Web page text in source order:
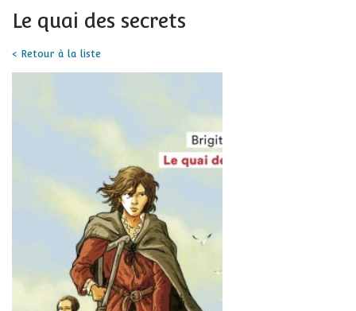
Le quai des secrets
< Retour à la liste